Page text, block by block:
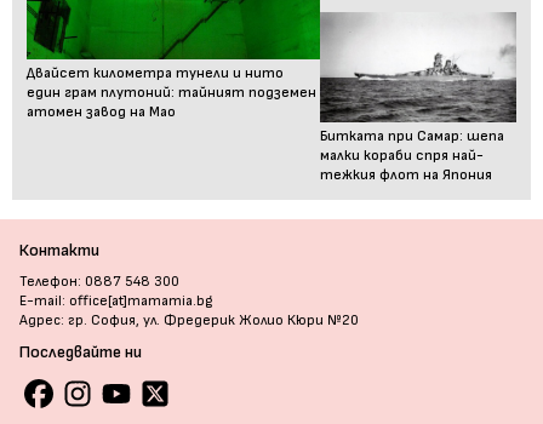
Двайсет километра тунели и нито
един грам плутоний: тайният подземен
атомен завод на Мао
Битката при Самар: шепа
малки кораби спря най-
тежкия флот на Япония
Контакти
Телефон: 0887 548 300
E-mail: office[at]mamamia.bg
Адрес: гр. София, ул. Фредерик Жолио Кюри №20
Последвайте ни